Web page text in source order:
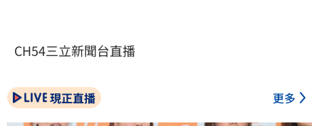
CH54三立新聞台直播
現正直播 更多